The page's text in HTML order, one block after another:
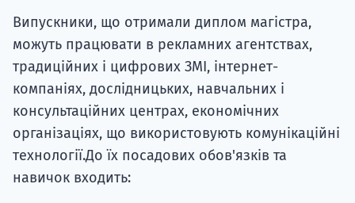
Випускники, що отримали диплом магістра,
можуть працювати в рекламних агентствах,
традиційних і цифрових ЗМІ, інтернет-
компаніях, дослідницьких, навчальних і
консультаційних центрах, економічних
організаціях, що використовують комунікаційні
технології.До їх посадових обов'язків та
навичок входить: